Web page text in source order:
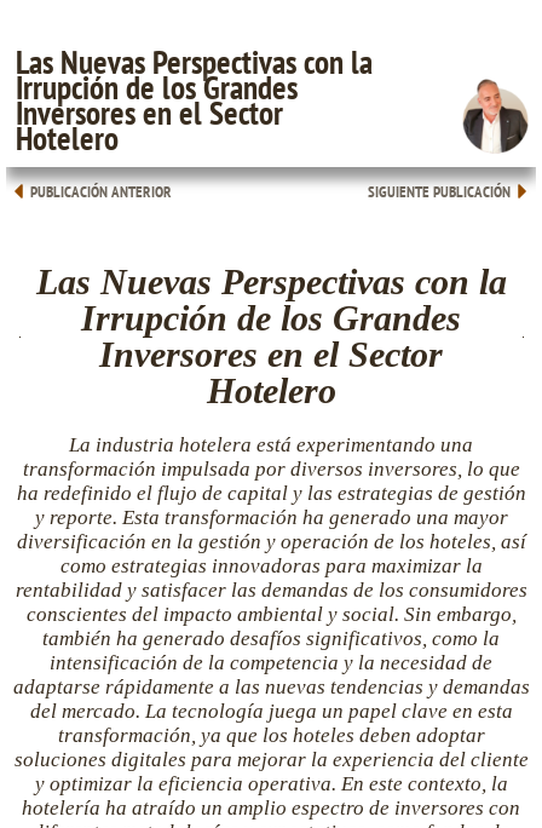
Las Nuevas Perspectivas con la
Irrupción de los Grandes
Inversores en el Sector
Hotelero
PUBLICACIÓN ANTERIOR SIGUIENTE PUBLICACIÓN
Las Nuevas Perspectivas con la
Irrupción de los Grandes
Inversores en el Sector
Hotelero
La industria hotelera está experimentando una
transformación impulsada por diversos inversores, lo que
ha redefinido el flujo de capital y las estrategias de gestión
y reporte. Esta transformación ha generado una mayor
diversificación en la gestión y operación de los hoteles, así
como estrategias innovadoras para maximizar la
rentabilidad y satisfacer las demandas de los consumidores
conscientes del impacto ambiental y social. Sin embargo,
también ha generado desafíos significativos, como la
intensificación de la competencia y la necesidad de
adaptarse rápidamente a las nuevas tendencias y demandas
del mercado. La tecnología juega un papel clave en esta
transformación, ya que los hoteles deben adoptar
soluciones digitales para mejorar la experiencia del cliente
y optimizar la eficiencia operativa. En este contexto, la
hotelería ha atraído un amplio espectro de inversores con